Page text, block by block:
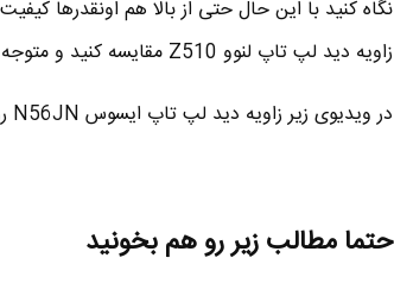
زاویه دید لپ تاپ لنوو Z510 مقایسه کنید و متوجه برتری بلاشک ایسوس N56JN بشید .
در ویدیوی زیر زاویه دید لپ تاپ ایسوس N56JN رو هم از چپ و راست و هم از بالا و پایین می تونید ببینید .
حتما مطالب زیر رو هم بخونید